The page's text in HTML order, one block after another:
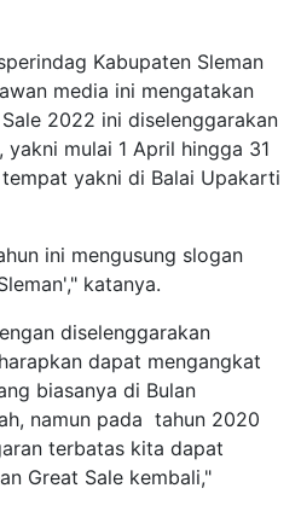
Kabupaten Sleman
media ini mengatakan
2022 ini diselenggarakan
yakni mulai 1 April hingga 31
yakni di Balai Upakarti
ini mengusung slogan
katanya.
diselenggarakan
dapat mengangkat
biasanya di Bulan
namun pada tahun 2020
terbatas kita dapat
Great Sale kembali,"